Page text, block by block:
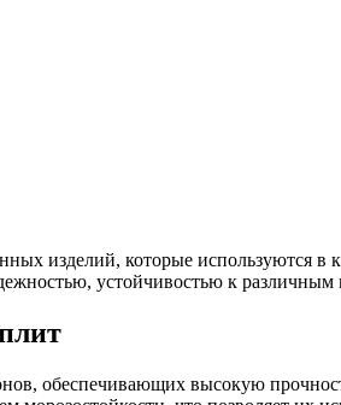
изделий, которые используются
устойчивостью к различным
обеспечивающих высокую